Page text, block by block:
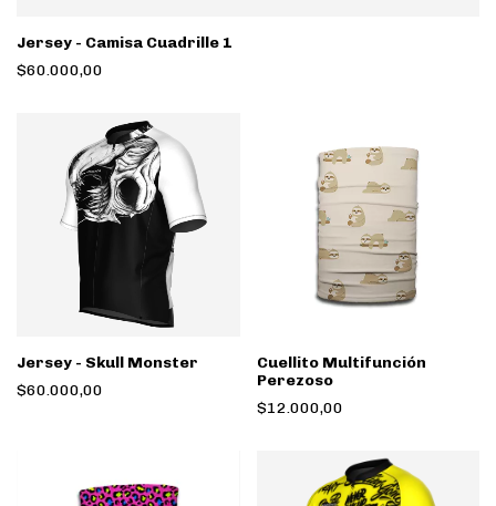
Jersey - Camisa Cuadrille 1
$60.000,00
Jersey - Skull Monster
$60.000,00
Cuellito Multifunción
Perezoso
$12.000,00